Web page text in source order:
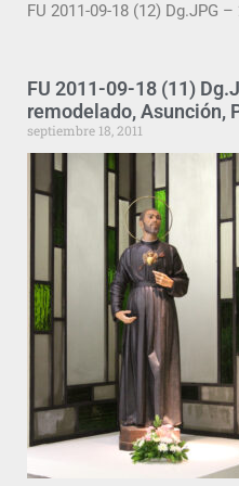
FU 2011-09-18 (12) Dg.JPG –
FU 2011-09-18 (11)
remodelado, Asunción,
septiembre 18, 2011